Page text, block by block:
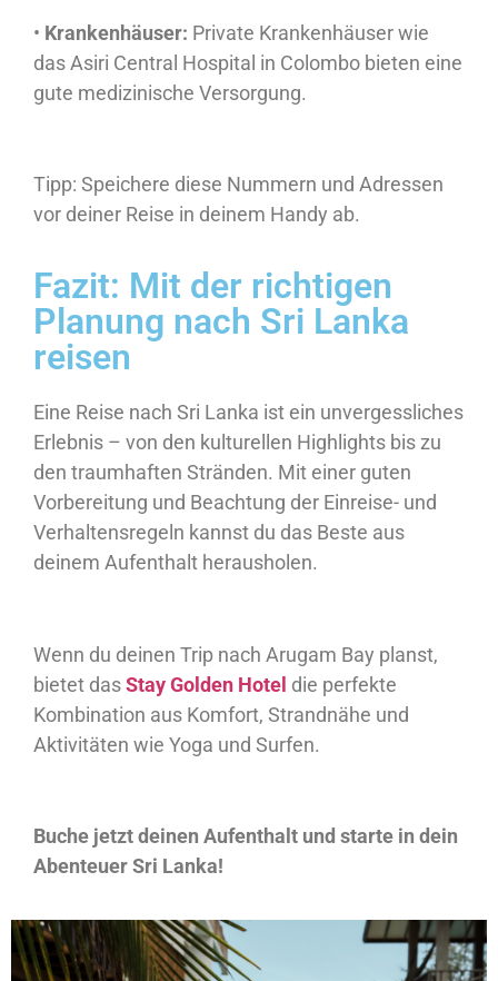
• Krankenhäuser: Private Krankenhäuser wie
das Asiri Central Hospital in Colombo bieten eine
gute medizinische Versorgung.
Tipp: Speichere diese Nummern und Adressen
vor deiner Reise in deinem Handy ab.
Fazit: Mit der richtigen
Planung nach Sri Lanka
reisen
Eine Reise nach Sri Lanka ist ein unvergessliches
Erlebnis – von den kulturellen Highlights bis zu
den traumhaften Stränden. Mit einer guten
Vorbereitung und Beachtung der Einreise- und
Verhaltensregeln kannst du das Beste aus
deinem Aufenthalt herausholen.
Wenn du deinen Trip nach Arugam Bay planst,
bietet dasStay Golden Hotel die perfekte
Kombination aus Komfort, Strandnähe und
Aktivitäten wie Yoga und Surfen.
Buche jetzt deinen Aufenthalt und starte in dein
Abenteuer Sri Lanka!